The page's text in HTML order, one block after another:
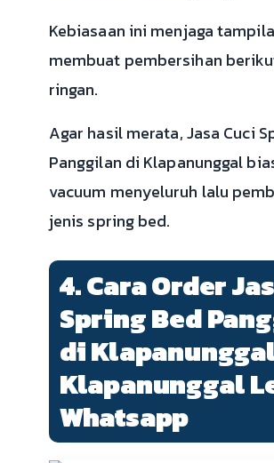
Kebiasaan ini menjaga
membuat pembersihan
ringan.
Agar hasil merata, Jasa Cuci
Panggilan di Klapanunggal
vacuum menyeluruh lalu
jenis spring bed.
4. Cara Order
Spring Bed
di
Klapanunggal
Whatsapp